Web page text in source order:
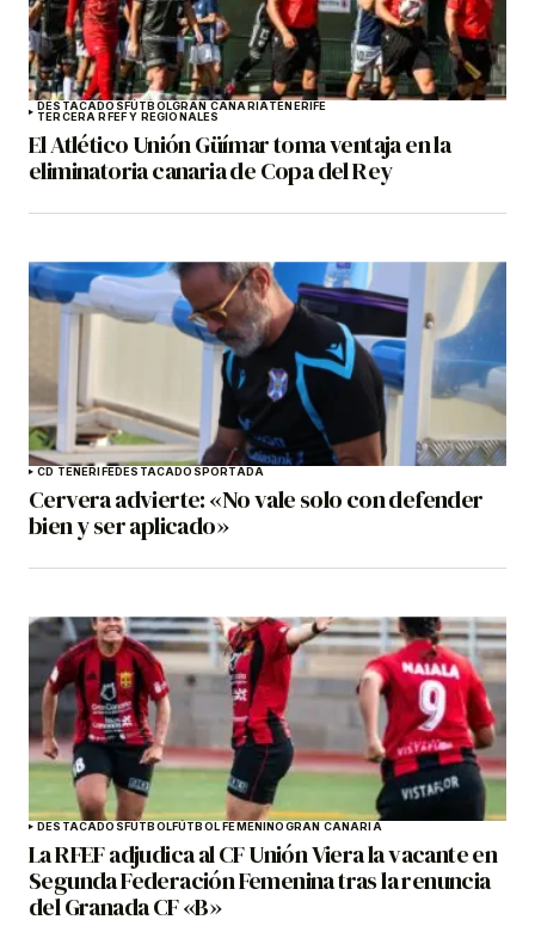
DESTACADOSFÚTBOLGRAN CANARIATENERIFE
TERCERA RFEF Y REGIONALES
El Atlético Unión Güímar toma ventaja en la
eliminatoria canaria de Copa del Rey
CD TENERIFEDESTACADOSPORTADA
Cervera advierte: «No vale solo con defender
bien y ser aplicado»
DESTACADOSFÚTBOLFÚTBOL FEMENINOGRAN CANARIA
La RFEF adjudica al CF Unión Viera la vacante en
Segunda Federación Femenina tras la renuncia
del Granada CF «B»